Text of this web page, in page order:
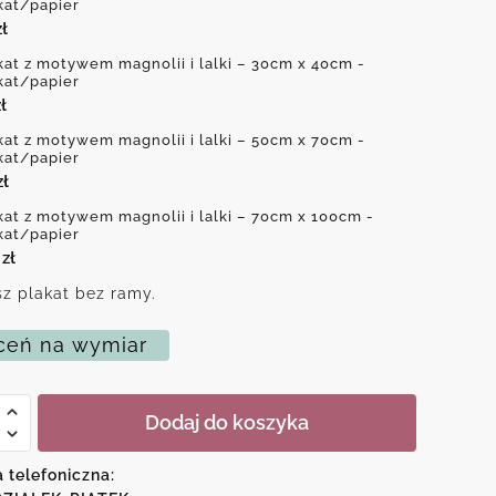
papier
z motywem magnolii i lalki – 30cm x 40cm -
papier
z motywem magnolii i lalki – 50cm x 70cm -
papier
z motywem magnolii i lalki – 70cm x 100cm -
papier
zł
plakat bez ramy.
na wymiar
Dodaj do koszyka
telefoniczna: